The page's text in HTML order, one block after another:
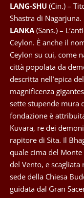
LANG-SHU (Cin.) –
Shastra di Nagarjuna.
LANKA (Sans.) –
Ceylon. È anche il
Ceylon su cui, come
città popolata da
descritta nell’epica
magnificenza
sette stupende mura
fondazione è
Kuvara, re dei
rapitore di Sita. Il
quale cima del
del Vento, e scagliata
sede della Chiesa
guidata dal Gran